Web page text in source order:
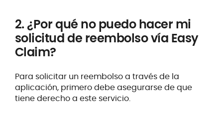
2. ¿Por qué no puedo hacer mi
solicitud de reembolso vía Easy
Claim?
Para solicitar un reembolso a través de la
aplicación, primero debe asegurarse de que
tiene derecho a este servicio.